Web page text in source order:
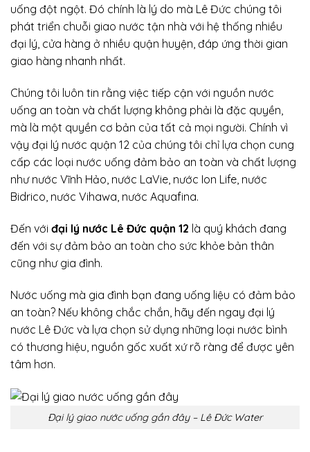
uống đột ngột. Đó chính là lý do mà Lê Đức chúng tôi
phát triển chuỗi giao nước tận nhà với hệ thống nhiều
đại lý, cửa hàng ở nhiều quận huyện, đáp ứng thời gian
giao hàng nhanh nhất.
Chúng tôi luôn tin rằng việc tiếp cận với nguồn nước
uống an toàn và chất lượng không phải là đặc quyền,
mà là một quyền cơ bản của tất cả mọi người. Chính vì
vậy đại lý nước quận 12 của chúng tôi chỉ lựa chọn cung
cấp các loại nước uống đảm bảo an toàn và chất lượng
như nước Vĩnh Hảo, nước LaVie, nước Ion Life, nước
Bidrico, nước Vihawa, nước Aquafina.
Đến với đại lý nước Lê Đức quận 12 là quý khách đang
đến với sự đảm bảo an toàn cho sức khỏe bản thân
cũng như gia đình.
Nước uống mà gia đình bạn đang uống liệu có đảm bảo
an toàn? Nếu không chắc chắn, hãy đến ngay đại lý
nước Lê Đức và lựa chọn sử dụng những loại nước bình
có thương hiệu, nguồn gốc xuất xứ rõ ràng để được yên
tâm hơn.
Đại lý giao nước uống gần đây – Lê Đức Water